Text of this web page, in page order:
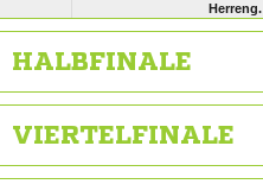
Herreng.
HALBFINALE
VIERTELFINALE